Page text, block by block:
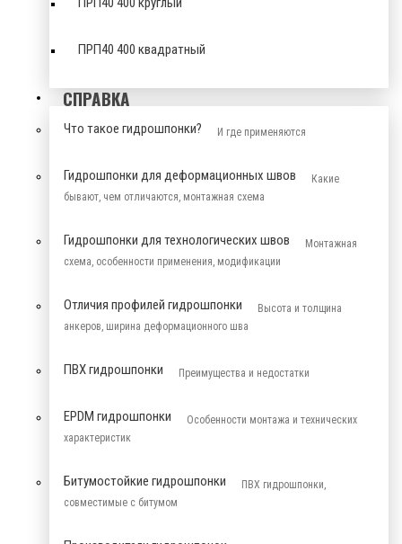
ПРП40 400 квадратный
СПРАВКА
Что такое гидрошпонки? И где применяются
Гидрошпонки для деформационных швов
Какие
бывают, чем отличаются, монтажная схема
Гидрошпонки для технологических швов
Монтажная
схема, особенности применения, модификации
Отличия профилей гидрошпонки
Высота и толщина
анкеров, ширина деформационного шва
ПВХ гидрошпонки Преимущества и недостатки
EPDM гидрошпонки
Особенности монтажа и технических
характеристик
Битумостойкие гидрошпонки
ПВХ гидрошпонки,
совместимые с битумом